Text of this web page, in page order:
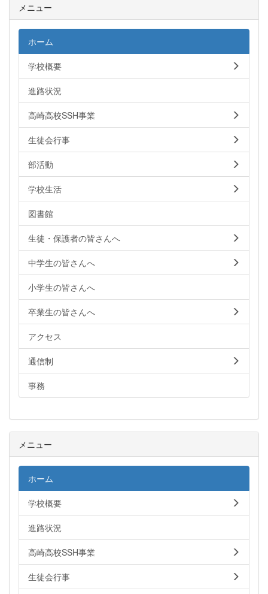
メニュー
ホーム
学校概要
進路状況
高崎高校SSH事業
生徒会行事
部活動
学校生活
図書館
生徒・保護者の皆さんへ
中学生の皆さんへ
小学生の皆さんへ
卒業生の皆さんへ
アクセス
通信制
事務
メニュー
ホーム
学校概要
進路状況
高崎高校SSH事業
生徒会行事